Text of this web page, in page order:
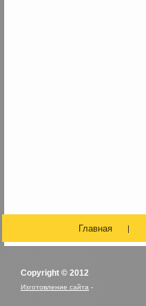
Главная
Copyright © 2012
Изготовление сайта-